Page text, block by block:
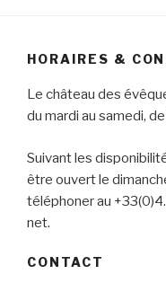
HORAIRES &
Le château des
du mardi au samedi,
Suivant les
être ouvert le
téléphoner au
net.
CONTACT